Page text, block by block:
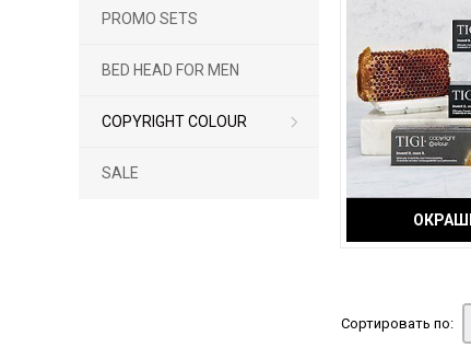
PROMO SETS
BED HEAD FOR MEN
COPYRIGHT COLOUR
SALE
Сортировать по: